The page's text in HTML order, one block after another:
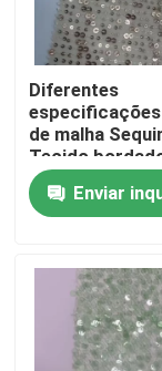
Para casa
Produtos
Vídeos
Sobre nós
Diferentes
de malha
Tecido
150GSM
mulheres
Enviar